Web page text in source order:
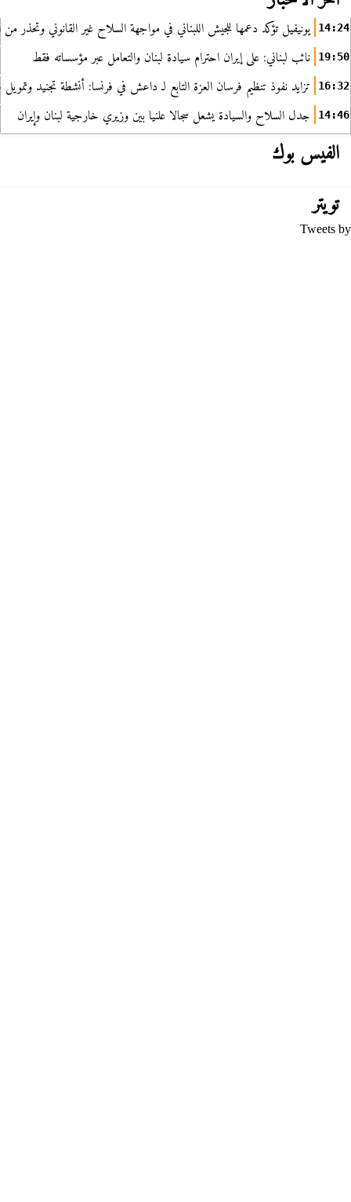
14:24 يونيفيل تؤكد دعمها للجيش اللبناني في مواجهة السلاح غير القانوني وتحذر من
19:50 نائب لبناني: على إيران احترام سيادة لبنان والتعامل عبر مؤسساته فقط
16:32 تزايد نفوذ تنظيم فرسان العزة التابع لـ داعش في فرنسا: أنشطة تجنيد
14:46 جدل السلاح والسيادة يشعل سجالا علنيا بين وزيري خارجية لبنان وإيران
الفيس بوك
تويتر
Tweets by